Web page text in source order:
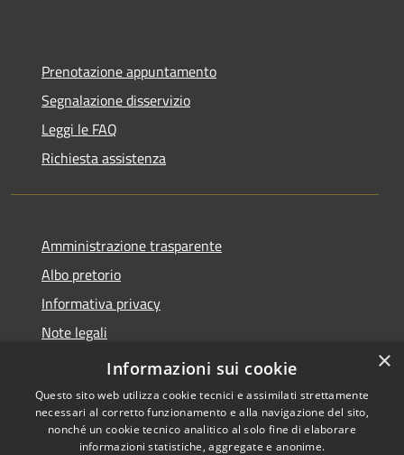
Prenotazione appuntamento
Segnalazione disservizio
Leggi le FAQ
Richiesta assistenza
Amministrazione trasparente
Albo pretorio
Informativa privacy
Note legali
Dichiarazione di accessibilità
×
Informazioni sui cookie
Questo sito web utilizza cookie tecnici e assimilati strettamente
necessari al corretto funzionamento e alla navigazione del sito,
nonché un cookie tecnico analitico al solo fine di elaborare
informazioni statistiche, aggregate e anonime.